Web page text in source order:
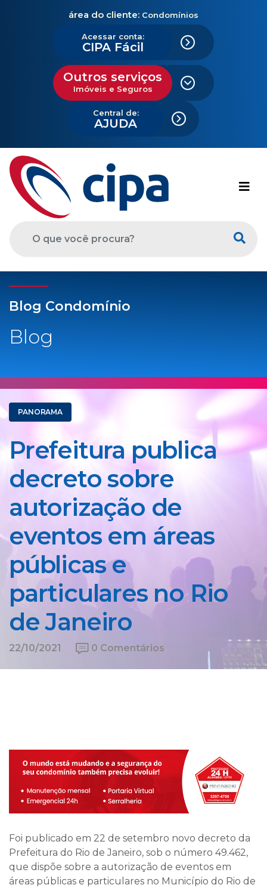
área do cliente: Condomínios
Acessar conta:
CIPA Fácil
Outros serviços
Imóveis e Seguros
Central de:
AJUDA
Blog Condomínio
Blog
PANORAMA
Prefeitura publica
decreto sobre
autorização de
eventos em áreas
públicas e
particulares no Rio
de Janeiro
22/10/2021 0 Comentários
Foi publicado em 22 de setembro novo decreto da
Prefeitura do Rio de Janeiro, sob o número 49.462,
que dispõe sobre a autorização de eventos em
áreas públicas e particulares no Município do Rio de